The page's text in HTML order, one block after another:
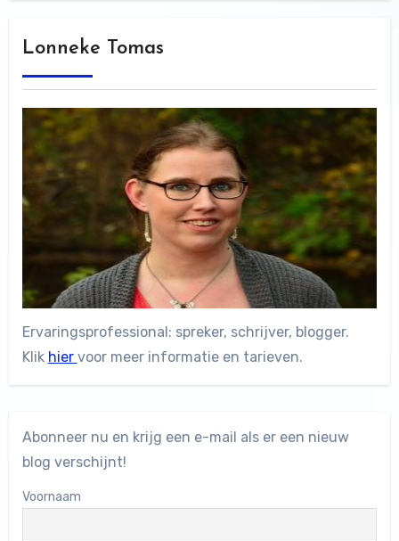
Lonneke Tomas
Ervaringsprofessional: spreker, schrijver, blogger.
Klik hier voor meer informatie en tarieven.
Abonneer nu en krijg een e-mail als er een nieuw
blog verschijnt!
Voornaam